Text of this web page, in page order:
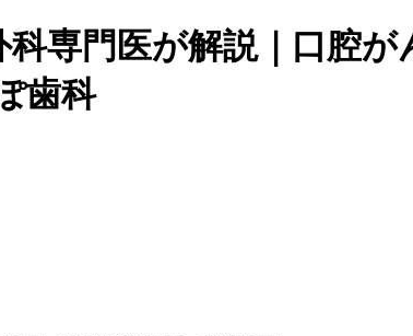
科専門医が解説｜口腔
歯科